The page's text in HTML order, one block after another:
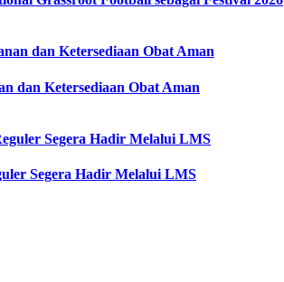
dan Ketersediaan Obat Aman
Segera Hadir Melalui LMS